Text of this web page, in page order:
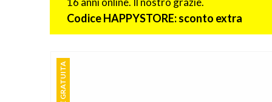
Codice HAPPYSTORE: sconto extra